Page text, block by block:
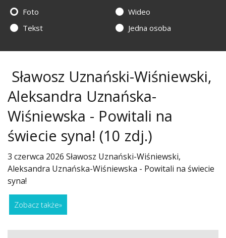
Foto
Wideo
Tekst
Jedna osoba
Sławosz Uznański-Wiśniewski,
Aleksandra Uznańska-
Wiśniewska - Powitali na
świecie syna! (10 zdj.)
3 czerwca 2026 Sławosz Uznański-Wiśniewski,
Aleksandra Uznańska-Wiśniewska - Powitali na świecie
syna!
Zobacz także»